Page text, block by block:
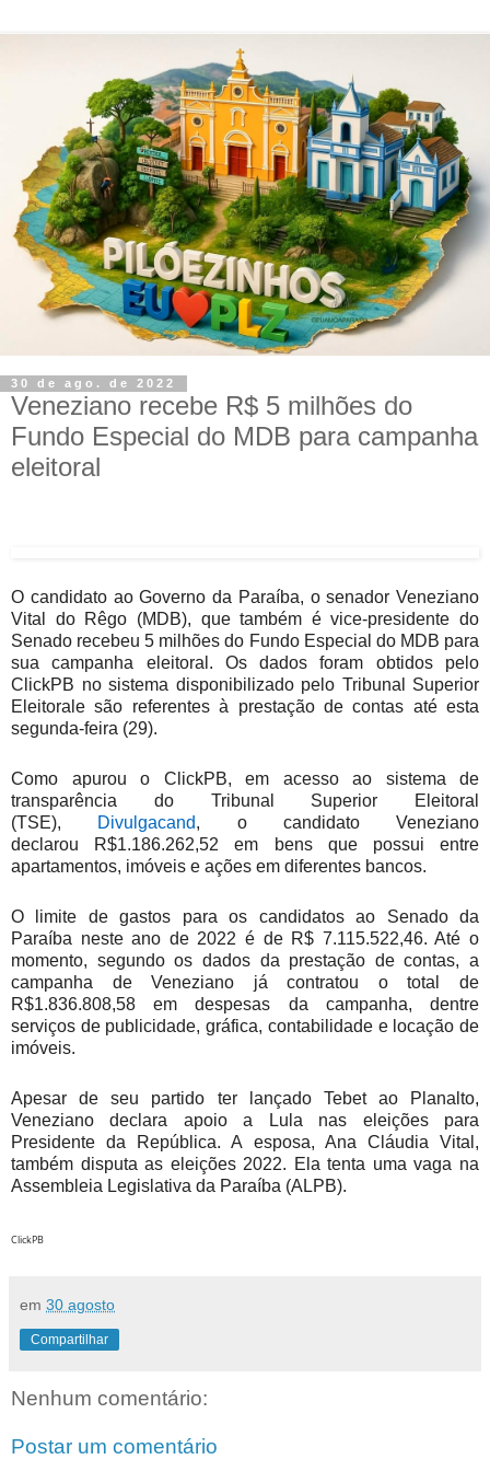
30 de ago. de 2022
Veneziano recebe R$ 5 milhões do
Fundo Especial do MDB para campanha
eleitoral
O candidato ao Governo da Paraíba, o senador Veneziano
Vital do Rêgo (MDB), que também é vice-presidente do
Senado recebeu 5 milhões do Fundo Especial do MDB para
sua campanha eleitoral. Os dados foram obtidos pelo
ClickPB no sistema disponibilizado pelo Tribunal Superior
Eleitorale são referentes à prestação de contas até esta
segunda-feira (29).
Como apurou o ClickPB, em acesso ao sistema de
transparência do Tribunal Superior Eleitoral
(TSE),
Divulgacand, o candidato Veneziano
declarou R$1.186.262,52 em bens que possui entre
apartamentos, imóveis e ações em diferentes bancos.
O limite de gastos para os candidatos ao Senado da
Paraíba neste ano de 2022 é de R$ 7.115.522,46. Até o
momento, segundo os dados da prestação de contas, a
campanha de Veneziano já contratou o total de
R$1.836.808,58 em despesas da campanha, dentre
serviços de publicidade, gráfica, contabilidade e locação de
imóveis.
Apesar de seu partido ter lançado Tebet ao Planalto,
Veneziano declara apoio a Lula nas eleições para
Presidente da República. A esposa, Ana Cláudia Vital,
também disputa as eleições 2022. Ela tenta uma vaga na
Assembleia Legislativa da Paraíba (ALPB).
ClickPB
em 30 agosto
Compartilhar
Nenhum comentário:
Postar um comentário